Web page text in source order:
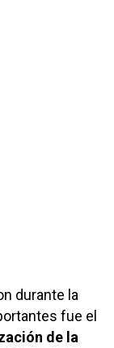
durante la
fue el
de la